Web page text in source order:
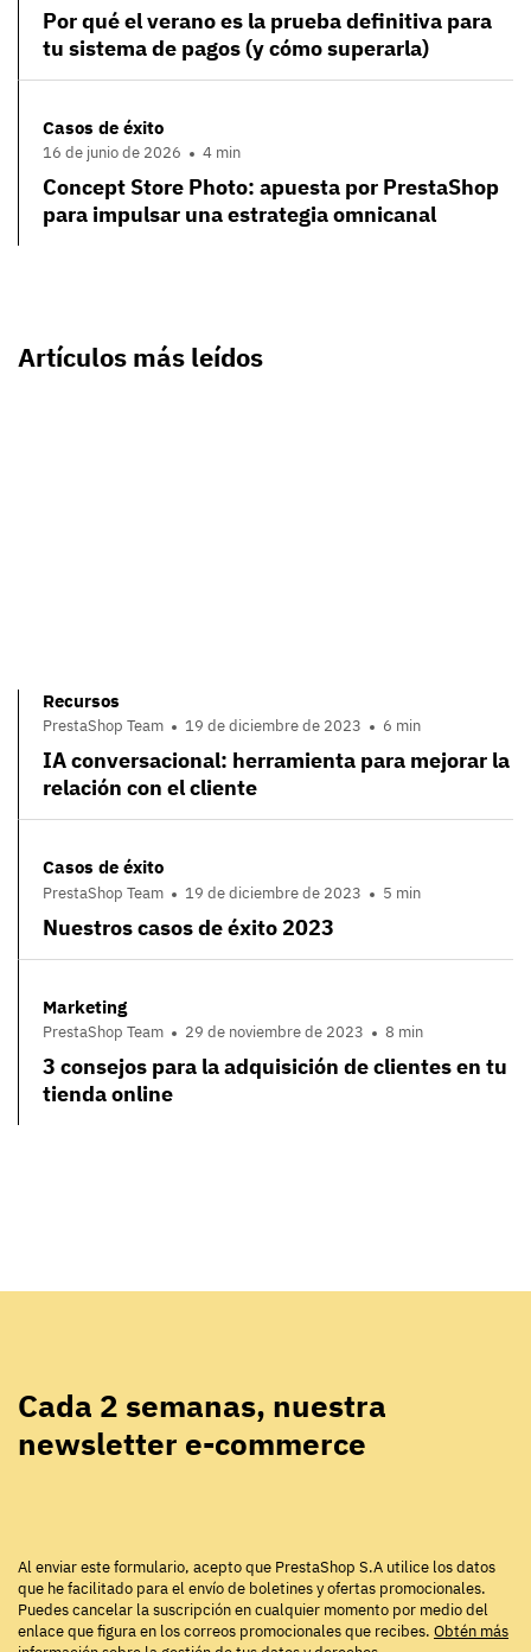
Por qué el verano es la prueba definitiva para
tu sistema de pagos (y cómo superarla)
Casos de éxito
16 de junio de 2026 4 min
Concept Store Photo: apuesta por PrestaShop
para impulsar una estrategia omnicanal
Artículos más leídos
Recursos
PrestaShop Team 19 de diciembre de 2023 6 min
IA conversacional: herramienta para mejorar la
relación con el cliente
Casos de éxito
PrestaShop Team 19 de diciembre de 2023 5 min
Nuestros casos de éxito 2023
Marketing
PrestaShop Team 29 de noviembre de 2023 8 min
3 consejos para la adquisición de clientes en tu
tienda online
Cada 2 semanas, nuestra
newsletter e-commerce
Al enviar este formulario, acepto que PrestaShop S.A utilice los datos
que he facilitado para el envío de boletines y ofertas promocionales.
Puedes cancelar la suscripción en cualquier momento por medio del
enlace que figura en los correos promocionales que recibes. Obtén más